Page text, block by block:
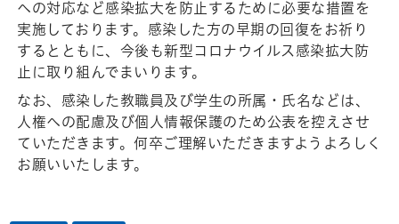
への対応など感染拡大を防止するために必要な措置を
実施しております。感染した方の早期の回復をお祈り
するとともに、今後も新型コロナウイルス感染拡大防
止に取り組んでまいります。
なお、感染した教職員及び学生の所属・氏名などは、
人権への配慮及び個人情報保護のため公表を控えさせ
ていただきます。何卒ご理解いただきますようよろしく
お願いいたします。